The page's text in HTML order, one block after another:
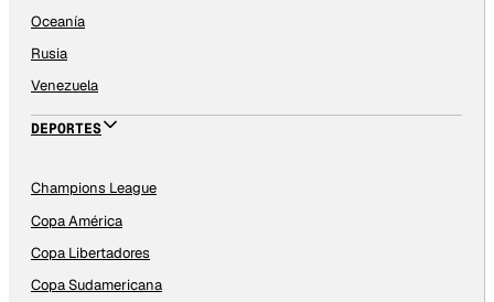
Oceanía
Rusia
Venezuela
DEPORTES
Champions League
Copa América
Copa Libertadores
Copa Sudamericana